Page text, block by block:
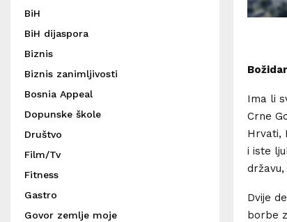
Ima li
Crne
Hrvati,
i iste
Dvije
borbe
BiH
BiH dijaspora
Biznis
Biznis zanimljivosti
Bosnia Appeal
Dopunske škole
Društvo
Film/Tv
Fitness
Gastro
Govor zemlje moje